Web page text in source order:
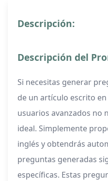
Descripción:
Descripción del
Si necesitas generar
de un artículo escrito
usuarios avanzados no
ideal. Simplemente
inglés y obtendrás
preguntas generadas
específicas. Estas